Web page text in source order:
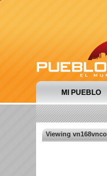
MI PUEBLO
Viewing